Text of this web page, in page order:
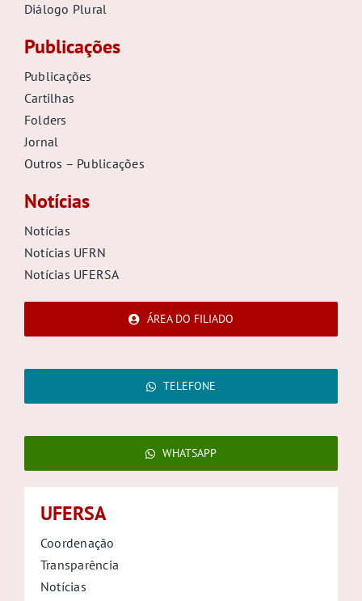
Diálogo Plural
Publicações
Publicações
Cartilhas
Folders
Jornal
Outros – Publicações
Notícias
Notícias
Notícias UFRN
Notícias UFERSA
ÁREA DO FILIADO
TELEFONE
WHATSAPP
UFERSA
Coordenação
Transparência
Notícias